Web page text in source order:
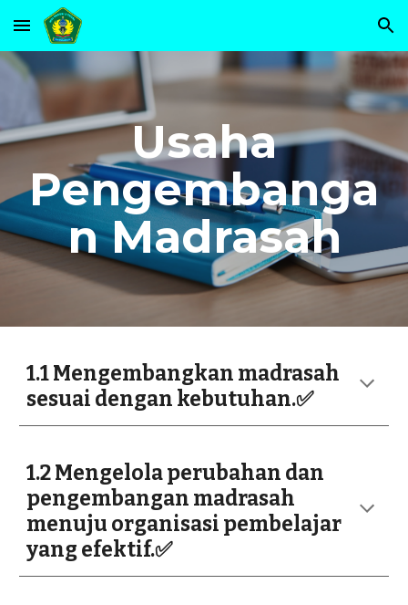
Skip to main content Skip to navigation
Usaha
Pengembanga
n Madrasah
1.1 Mengembangkan madrasah
sesuai dengan kebutuhan.✅
1.2 Mengelola perubahan dan
pengembangan madrasah
menuju organisasi pembelajar
yang efektif.✅